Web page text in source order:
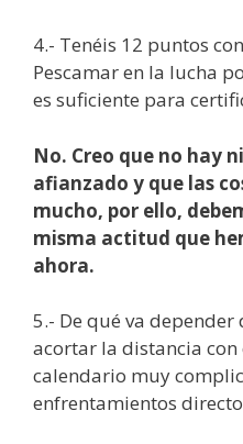
4.- Tenéis 12 puntos
Pescamar en la lucha
es suficiente para
No. Creo que no hay
afianzado y que las
mucho, por ello,
misma actitud que
ahora.
5.- De qué va depender
acortar la distancia con
calendario muy
enfrentamientos